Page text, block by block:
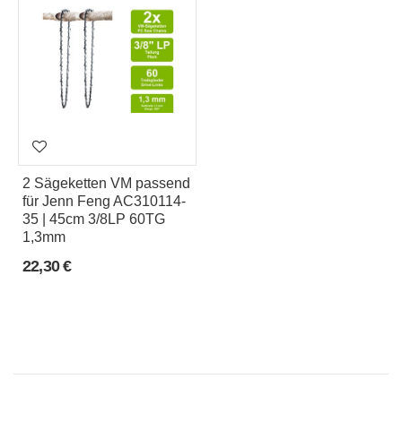
2 Sägeketten VM passend
für Jenn Feng AC310114-
35 | 45cm 3/8LP 60TG
1,3mm
22,30 €